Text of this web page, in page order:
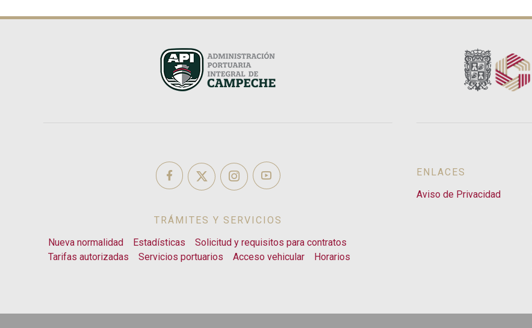
TRÁMITES Y SERVICIOS
Nueva normalidad
Estadísticas
Solicitud y requisitos para contratos
Tarifas autorizadas
Servicios portuarios Acceso vehicular Horarios
ENLACES
Aviso de Privacidad